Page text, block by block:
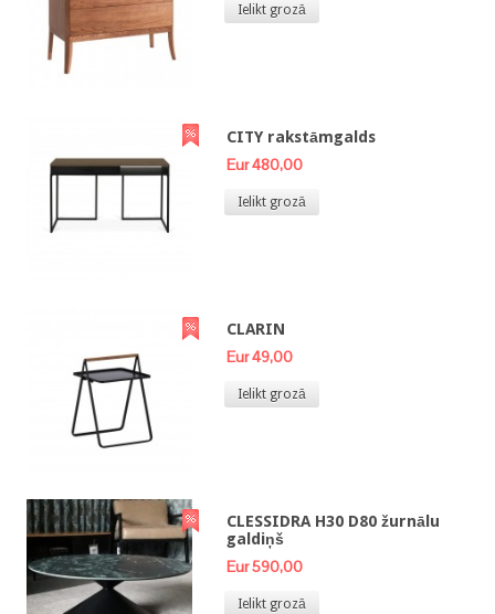
Ielikt grozā
CITY rakstāmgalds
Eur 480,00
Ielikt grozā
CLARIN
Eur 49,00
Ielikt grozā
CLESSIDRA H30 D80 žurnālu
galdiņš
Eur 590,00
Ielikt grozā